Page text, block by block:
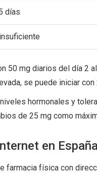
días
50 mg diarios del día 2
se puede iniciar con
hormonales y
de 25 mg como
en
farmacia física con